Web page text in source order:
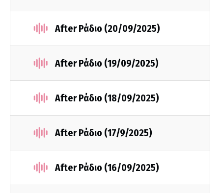
After Ράδιο (20/09/2025)
After Ράδιο (19/09/2025)
After Ράδιο (18/09/2025)
After Ράδιο (17/9/2025)
After Ράδιο (16/09/2025)